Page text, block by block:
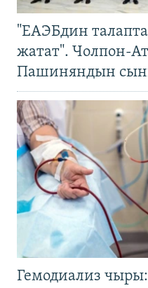
"ЕАЭБдин
жатат". Чолпон-
Пашиняндын
Гемодиализ